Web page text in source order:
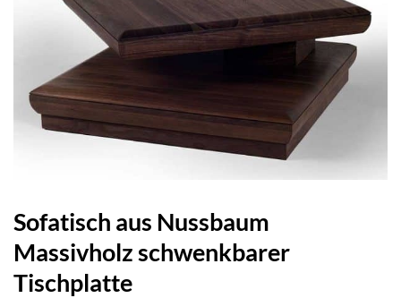
Sofatisch aus Nussbaum
Massivholz schwenkbarer
Tischplatte